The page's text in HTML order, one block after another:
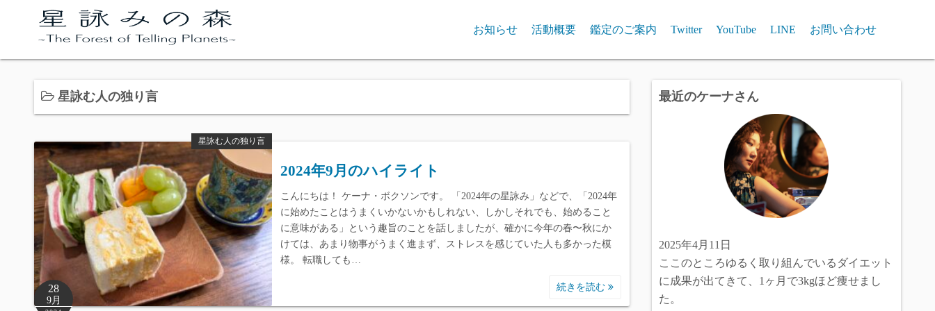
ン
お知らせ 活動概要 鑑定のご案内 Twitter YouTube LINE お問い合わせ
星詠む人の独り言
星詠む人の独り言
28
9月
2024年9月のハイライト
こんにちは！ ケーナ・ボクソンです。 「2024年の星詠み」などで、「2024年
に始めたことはうまくいかないかもしれない、しかしそれでも、始めること
に意味がある」という趣旨のことを話しましたが、確かに今年の春〜秋にか
けては、あまり物事がうまく進まず、ストレスを感じていた人も多かった模
様。 転職しても…
続きを読む
最近のケーナさん
2025年4月11日
ここのところゆるく取り組んでいるダイエット
に成果が出てきて、1ヶ月で3kgほど痩せまし
た。